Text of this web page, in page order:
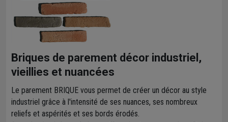
Briques de parement décor industriel,
vieillies et nuancées
Le parement BRIQUE vous permet de créer un décor au style
industriel grâce à l'intensité de ses nuances, ses nombreux
reliefs et aspérités et ses bords érodés.